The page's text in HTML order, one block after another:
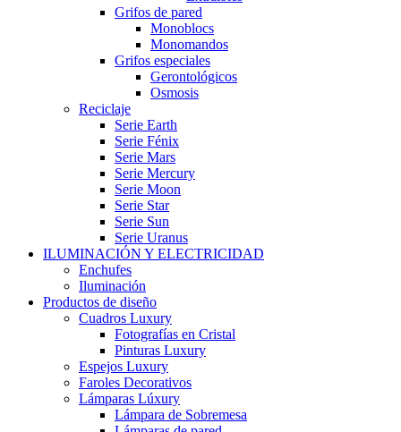
Grifos de pared
Monoblocs
Monomandos
Grifos especiales
Gerontológicos
Osmosis
Reciclaje
Serie Earth
Serie Fénix
Serie Mars
Serie Mercury
Serie Moon
Serie Star
Serie Sun
Serie Uranus
ILUMINACIÓN Y ELECTRICIDAD
Enchufes
Iluminación
Productos de diseño
Cuadros Luxury
Fotografías en Cristal
Pinturas Luxury
Espejos Luxury
Faroles Decorativos
Lámparas Lúxury
Lámpara de Sobremesa